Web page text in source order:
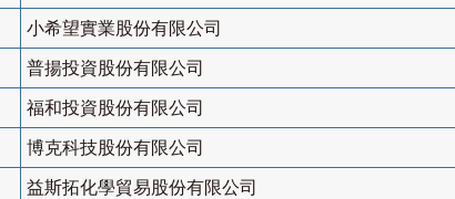
小希望實業股份有限公司
普揚投資股份有限公司
福和投資股份有限公司
博克科技股份有限公司
益斯拓化學貿易股份有限公司